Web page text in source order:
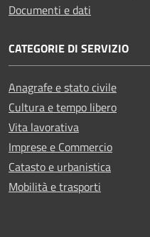
Documenti e dati
CATEGORIE DI SERVIZIO
Anagrafe e stato civile
Cultura e tempo libero
Vita lavorativa
Imprese e Commercio
Catasto e urbanistica
Mobilità e trasporti